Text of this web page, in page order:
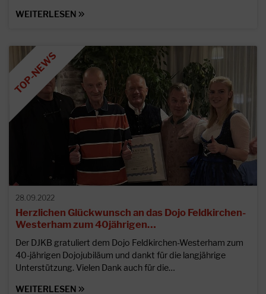
WEITERLESEN
28.09.2022
Herzlichen Glückwunsch an das Dojo Feldkirchen-
Westerham zum 40jährigen…
Der DJKB gratuliert dem Dojo Feldkirchen-Westerham zum
40-jährigen Dojojubiläum und dankt für die langjährige
Unterstützung. Vielen Dank auch für die…
WEITERLESEN